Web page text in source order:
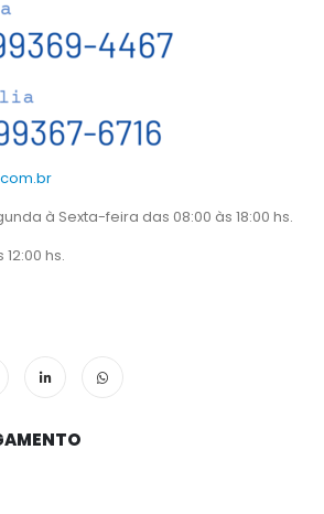
à Sexta-feira das 08:00 às 18:00 hs.
hs.